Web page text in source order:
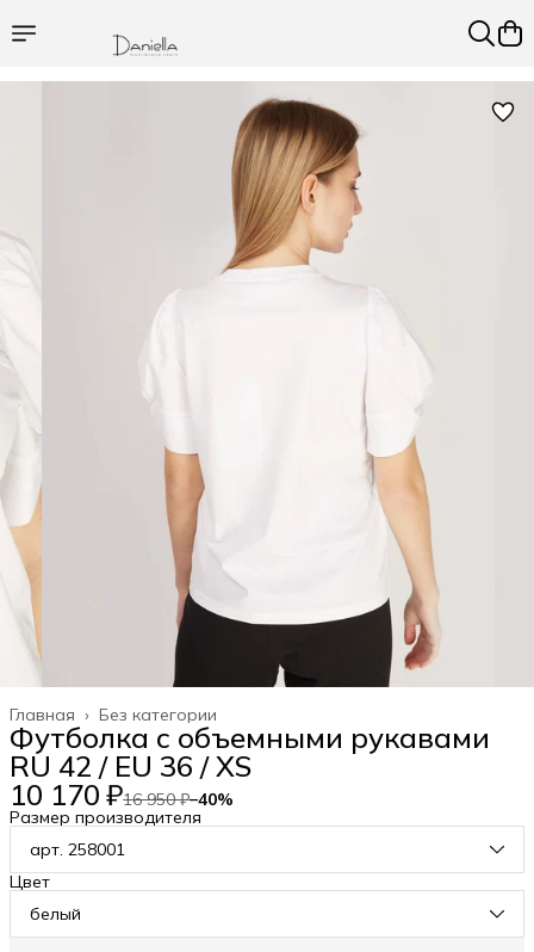
Без категории
Главная ›
Футболка с объемными рукавами
RU 42 / EU 36 / XS
10 170 ₽16 950 ₽−40%
Размер производителя
арт. 258001
Цвет
белый